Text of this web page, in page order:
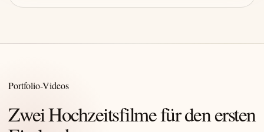
Portfolio-Videos
Zwei Hochzeitsfilme für den ersten